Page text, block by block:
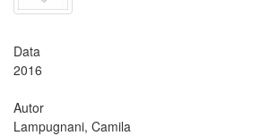
Data
2016
Autor
Lampugnani, Camila